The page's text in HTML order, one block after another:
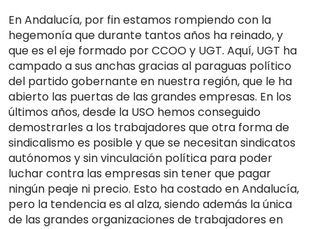
En Andalucía, por fin estamos rompiendo con la
hegemonía que durante tantos años ha reinado, y
que es el eje formado por CCOO y UGT. Aquí, UGT ha
campado a sus anchas gracias al paraguas político
del partido gobernante en nuestra región, que le ha
abierto las puertas de las grandes empresas. En los
últimos años, desde la USO hemos conseguido
demostrarles a los trabajadores que otra forma de
sindicalismo es posible y que se necesitan sindicatos
autónomos y sin vinculación política para poder
luchar contra las empresas sin tener que pagar
ningún peaje ni precio. Esto ha costado en Andalucía,
pero la tendencia es al alza, siendo además la única
de las grandes organizaciones de trabajadores en